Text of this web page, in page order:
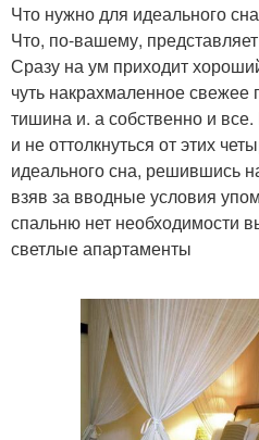
Что нужно для идеального
Что, по-вашему,
Сразу на ум приходит
чуть накрахмаленное свежее
тишина и. а собственно и
и не оттолкнуться от этих
идеального сна, решившись
взяв за вводные условия
спальню нет необходимости
светлые апартаменты